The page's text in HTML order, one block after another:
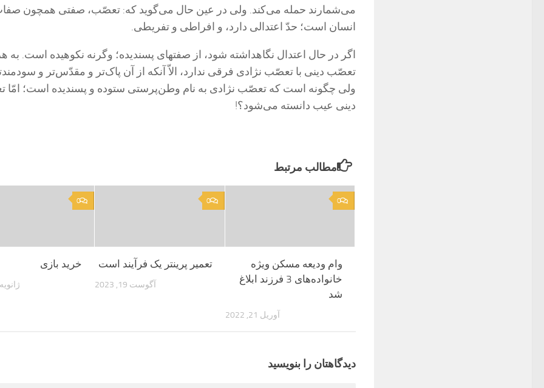
مى‌شمارند حمله مى‌کند. ولى در عین حال مى‌گوید که: تعصّب، صفتى همچون
انسان است؛ حدّ اعتدالى دارد، و افراطى و تفریطى.
اگر در حال اعتدال نگاهداشته شود، از صفتهاى پسندیده؛ وگرنه نکوهیده است. به
تعصّب دینى با تعصّب نژادى فرقى ندارد، الاّ آنکه از آن پاک‌تر و مقدّس‌تر و
ولى چگونه است که تعصّب نژادى به نام وطن‌پرستى ستوده و پسندیده است؛
دینى عیب دانسته مى‌شود؟!
مطالب مرتبط
0
خرید بازی
ژانویه 10,
0
تعمیر پرینتر یک فرآیند است
آگوست 19, 2023
0
وام ودیعه مسکن ویژه
خانواده‌های 3 فرزند ابلاغ
شد
آوریل 21, 2022
دیدگاهتان را بنویسید